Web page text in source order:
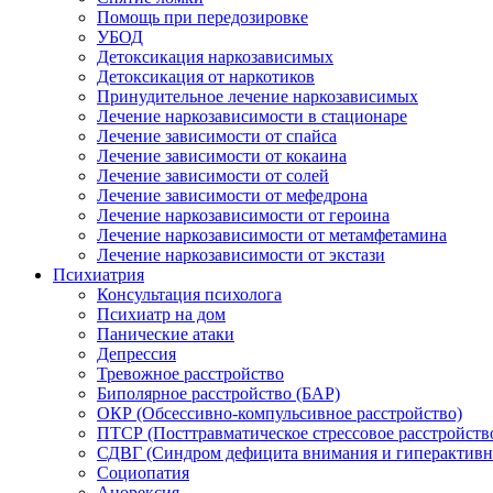
Помощь при передозировке
УБОД
Детоксикация наркозависимых
Детоксикация от наркотиков
Принудительное лечение наркозависимых
Лечение наркозависимости в стационаре
Лечение зависимости от спайса
Лечение зависимости от кокаина
Лечение зависимости от солей
Лечение зависимости от мефедрона
Лечение наркозависимости от героина
Лечение наркозависимости от метамфетамина
Лечение наркозависимости от экстази
Психиатрия
Консультация психолога
Психиатр на дом
Панические атаки
Депрессия
Тревожное расстройство
Биполярное расстройство (БАР)
ОКР (Обсессивно-компульсивное расстройство)
ПТСР (Посттравматическое стрессовое
СДВГ (Синдром дефицита внимания и
Социопатия